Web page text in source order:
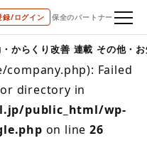
録/ログイン 保全のパートナー
からくり改善 連載 その他・
pe-
Failed
directory in
public_html/wp-
on line26